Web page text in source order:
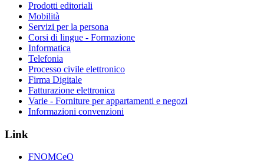
Prodotti editoriali
Mobilità
Servizi per la persona
Corsi di lingue - Formazione
Informatica
Telefonia
Processo civile elettronico
Firma Digitale
Fatturazione elettronica
Varie - Forniture per appartamenti e negozi
Informazioni convenzioni
Link
FNOMCeO